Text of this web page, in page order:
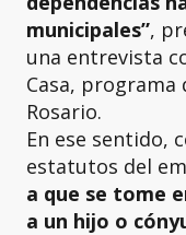
municipales”,
una entrevista
Casa,
Rosario.
En ese sentido,
estatutos del
a que se tome
a un hijo o